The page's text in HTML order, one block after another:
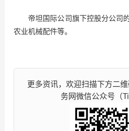
帝坦国际公司旗下控股分公司
农业机械配件等。
更多资讯，欢迎扫描下方二
务网微信公众号（